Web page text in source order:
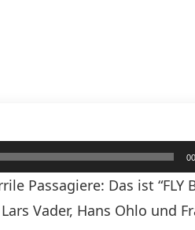
Passagiere: Das ist “FLY
Vader, Hans Ohlo und